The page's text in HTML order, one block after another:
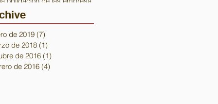
de inscribi
de 2019 (7)
de 2018 (1)
de 2016 (1)
de 2016 (4)